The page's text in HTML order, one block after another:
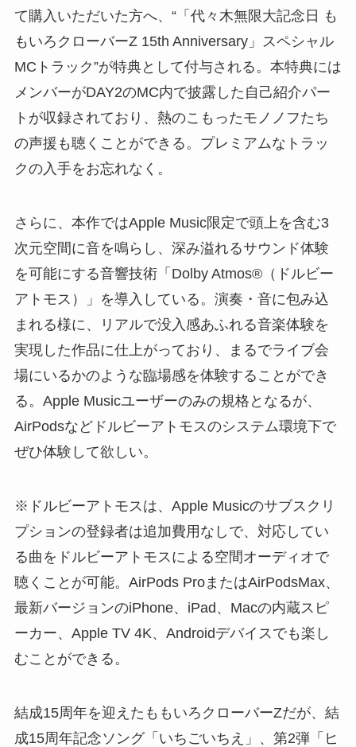
て購入いただいた方へ、“「代々木無限大記念日 も
もいろクローバーZ 15th Anniversary」スペシャル
MCトラック”が特典として付与される。本特典には
メンバーがDAY2のMC内で披露した自己紹介パー
トが収録されており、熱のこもったモノノフたち
の声援も聴くことができる。プレミアムなトラッ
クの入手をお忘れなく。
さらに、本作ではApple Music限定で頭上を含む3
次元空間に音を鳴らし、深み溢れるサウンド体験
を可能にする音響技術「Dolby Atmos®（ドルビー
アトモス）」を導入している。演奏・音に包み込
まれる様に、リアルで没入感あふれる音楽体験を
実現した作品に仕上がっており、まるでライブ会
場にいるかのような臨場感を体験することができ
る。Apple Musicユーザーのみの規格となるが、
AirPodsなどドルビーアトモスのシステム環境下で
ぜひ体験して欲しい。
※ドルビーアトモスは、Apple Musicのサブスクリ
プションの登録者は追加費用なしで、対応してい
る曲をドルビーアトモスによる空間オーディオで
聴くことが可能。AirPods ProまたはAirPodsMax、
最新バージョンのiPhone、iPad、Macの内蔵スピ
ーカー、Apple TV 4K、Androidデバイスでも楽し
むことができる。
結成15周年を迎えたももいろクローバーZだが、結
成15周年記念ソング「いちごいちえ」、第2弾「ヒ